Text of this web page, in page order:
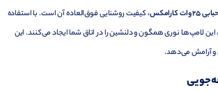
کارامکس
، کیفیت روشنایی فوق‌العاده آن است. با استفاده
این لامپ‌ها نوری همگون و دلنشین را در اتاق شما ایجاد می‌کنند. این
و آرامش می‌دهد.